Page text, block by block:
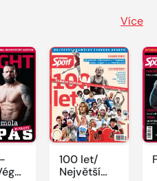
Více
100 let/
Největší